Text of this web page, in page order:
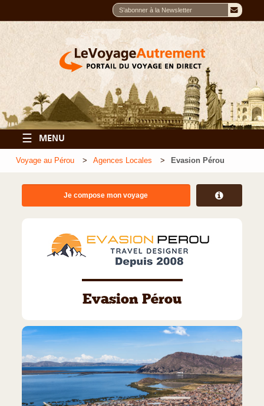
☰ MENU
Voyage au Pérou Agences Locales Evasion Pérou
Je compose mon voyage
Evasion Pérou